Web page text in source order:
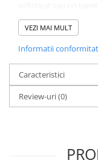
formelor
Compoziția
de forme creează un
un tapet 3D clasic,
contemporan, cu o
design ușor de
mobilier din lemn
peretele principal al
VEZI MAI MULT
Informatii
Caracteristici
Review-uri(0)